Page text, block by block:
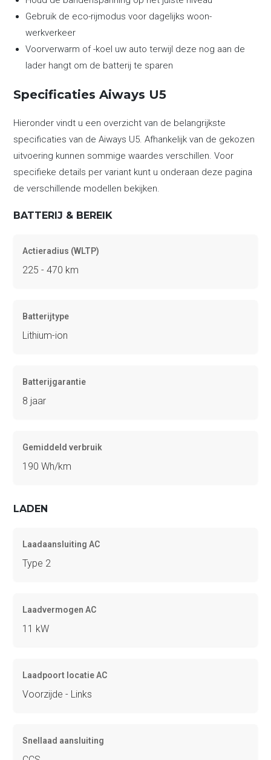
Gebruik de eco-rijmodus voor dagelijks woon-
werkverkeer
Voorverwarm of -koel uw auto terwijl deze nog aan de
lader hangt om de batterij te sparen
Specificaties Aiways U5
Hieronder vindt u een overzicht van de belangrijkste
specificaties van de Aiways U5. Afhankelijk van de gekozen
uitvoering kunnen sommige waardes verschillen. Voor
specifieke details per variant kunt u onderaan deze pagina
de verschillende modellen bekijken.
BATTERIJ & BEREIK
Actieradius (WLTP)
225 - 470 km
Batterijtype
Lithium-ion
Batterijgarantie
8 jaar
Gemiddeld verbruik
190 Wh/km
LADEN
Laadaansluiting AC
Type 2
Laadvermogen AC
11 kW
Laadpoort locatie AC
Voorzijde - Links
Snellaad aansluiting